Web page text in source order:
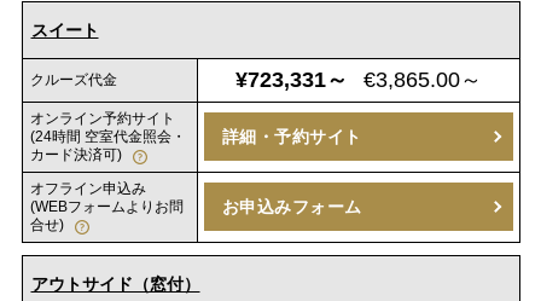
スイート
クルーズ代金 ¥723,331～ €3,865.00～
オンライン予約サイト
(24時間 空室代金照会・
カード決済可)
詳細・予約サイト
オフライン申込み
(WEBフォームよりお問
合せ)
お申込みフォーム
アウトサイド（窓付）